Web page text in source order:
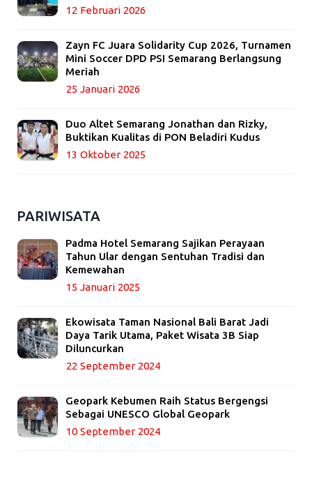
12 Februari 2026
Zayn FC Juara Solidarity Cup 2026, Turnamen
Mini Soccer DPD PSI Semarang Berlangsung
Meriah
25 Januari 2026
Duo Altet Semarang Jonathan dan Rizky,
Buktikan Kualitas di PON Beladiri Kudus
13 Oktober 2025
PARIWISATA
Padma Hotel Semarang Sajikan Perayaan
Tahun Ular dengan Sentuhan Tradisi dan
Kemewahan
15 Januari 2025
Ekowisata Taman Nasional Bali Barat Jadi
Daya Tarik Utama, Paket Wisata 3B Siap
Diluncurkan
22 September 2024
Geopark Kebumen Raih Status Bergengsi
Sebagai UNESCO Global Geopark
10 September 2024